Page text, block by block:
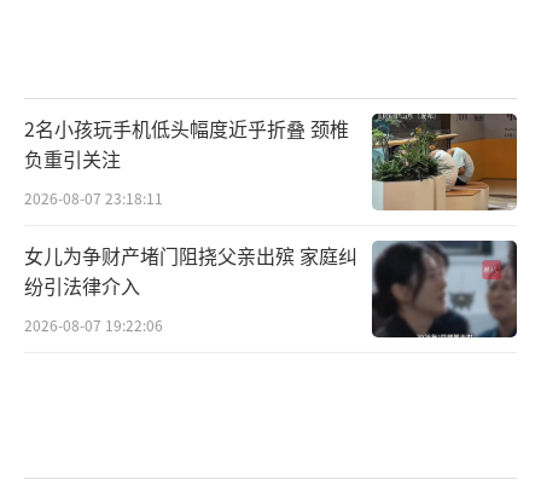
2名小孩玩手机低头幅度近乎折叠 颈椎
负重引关注
2026-08-07 23:18:11
女儿为争财产堵门阻挠父亲出殡 家庭纠
纷引法律介入
2026-08-07 19:22:06